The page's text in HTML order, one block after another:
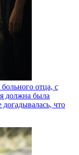
отца, с
должна была
что